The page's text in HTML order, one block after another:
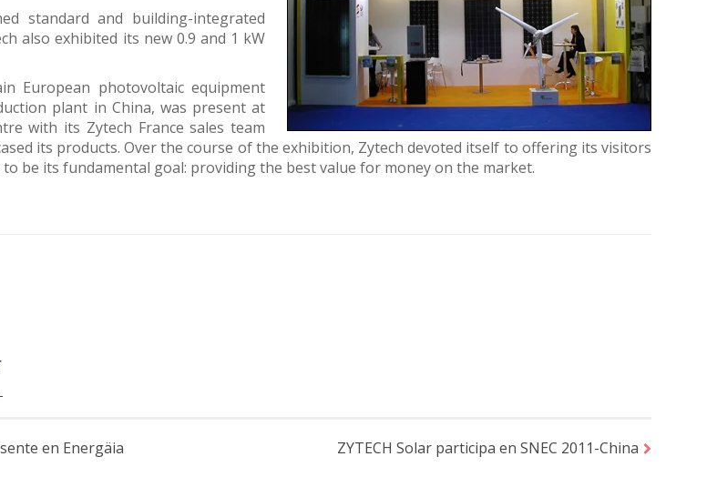
standard and building-integrated
also exhibited its new 0.9 and 1 kW
European photovoltaic equipment
plant in China, was present at
with its Zytech France sales team
its products. Over the course of the exhibition, Zytech devoted itself to offering its visitors
be its fundamental goal: providing the best value for money on the market.
en Energäia ZYTECH Solar participa en SNEC 2011-China